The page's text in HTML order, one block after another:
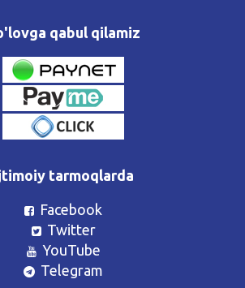
qabul qilamiz
tarmoqlarda
Facebook
Twitter
YouTube
Telegram